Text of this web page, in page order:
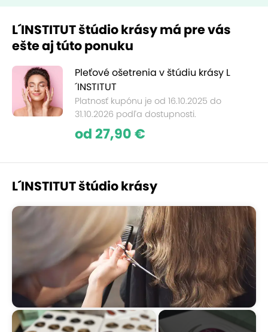
L´INSTITUT štúdio krásy má pre vás
ešte aj túto ponuku
Pleťové ošetrenia v štúdiu krásy L
´INSTITUT
Platnosť kupónu je od 16.10.2025 do
31.10.2026 podľa dostupnosti.
od 27,90 €
L´INSTITUT štúdio krásy